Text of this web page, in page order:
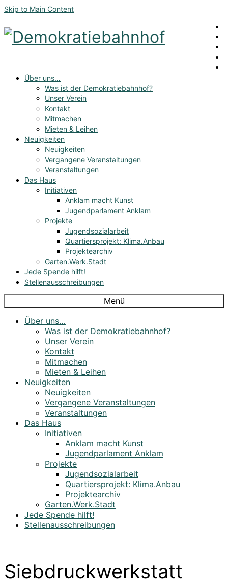
Skip to Main Content
Über uns…
Was ist der Demokratiebahnhof?
Unser Verein
Kontakt
Mitmachen
Mieten & Leihen
Neuigkeiten
Neuigkeiten
Vergangene Veranstaltungen
Veranstaltungen
Das Haus
Initiativen
Anklam macht Kunst
Jugendparlament Anklam
Projekte
Jugendsozialarbeit
Quartiersprojekt: Klima.Anbau
Projektearchiv
Garten.Werk.Stadt
Jede Spende hilft!
Stellenausschreibungen
Menü
Über uns…
Was ist der Demokratiebahnhof?
Unser Verein
Kontakt
Mitmachen
Mieten & Leihen
Neuigkeiten
Neuigkeiten
Vergangene Veranstaltungen
Veranstaltungen
Das Haus
Initiativen
Anklam macht Kunst
Jugendparlament Anklam
Projekte
Jugendsozialarbeit
Quartiersprojekt: Klima.Anbau
Projektearchiv
Garten.Werk.Stadt
Jede Spende hilft!
Stellenausschreibungen
Siebdruckwerkstatt